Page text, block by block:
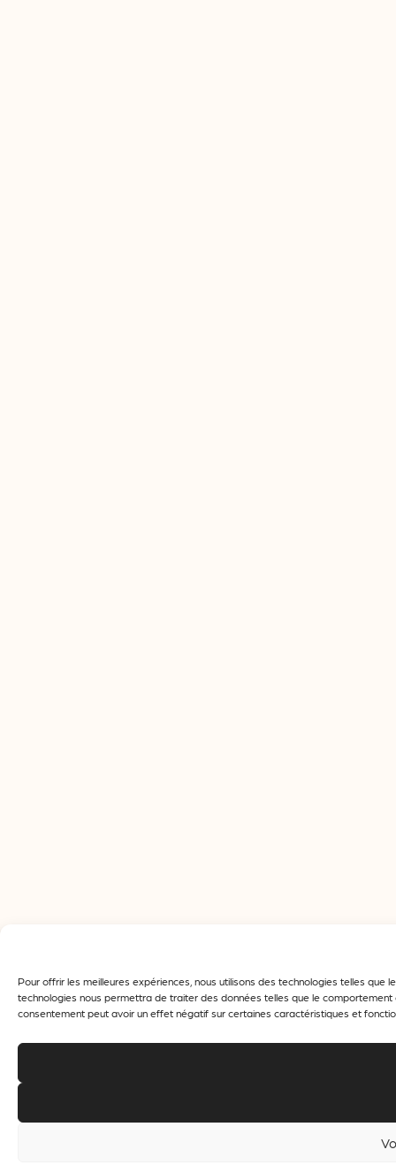
Pour offrir les meilleures expériences, nous utilisons des technologies telles
technologies nous permettra de traiter des données telles que le
consentement peut avoir un effet négatif sur certaines caractéristiques et